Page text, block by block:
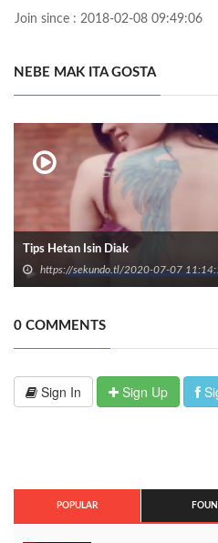
Join since : 2018-02-08 09:49:06
NEBE MAK ITA GOSTA
Tips Hetan Isin Diak
https://sekundo.tl/2020-07-07
0 COMMENTS
Sign In Sign Up
POPULAR FOUN